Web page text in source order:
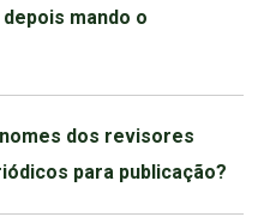
mando o
dos revisores
para publicação?